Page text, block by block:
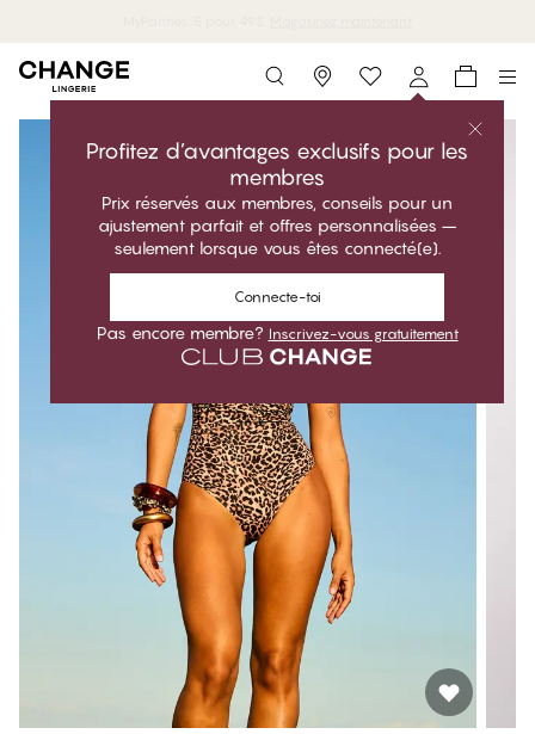
Storefinder
Profitez d’avantages exclusifs pour les
membres
Prix réservés aux membres, conseils pour un
ajustement parfait et offres personnalisées –
seulement lorsque vous êtes connecté(e).
Connecte-toi
Pas encore membre? Inscrivez-vous gratuitement